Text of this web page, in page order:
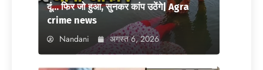
दूं… फिर जो हुआ, सुनकर कांप उठेंगे| Agra
crime news
Nandani अगस्त 6, 2026